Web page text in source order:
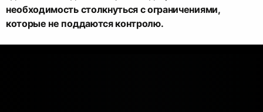
необходимость столкнуться с ограничениями,
которые не поддаются контролю.